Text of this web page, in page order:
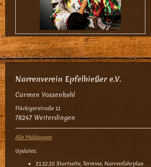
Narrenverein Epfelbießer e.V.
Carmen Vossenkuhl
Flückigerstraße 11
78247 Weiterdingen
Alle Meldungen
Updates:
21.12.25 Startseite, Termine, Narrenfahrplan